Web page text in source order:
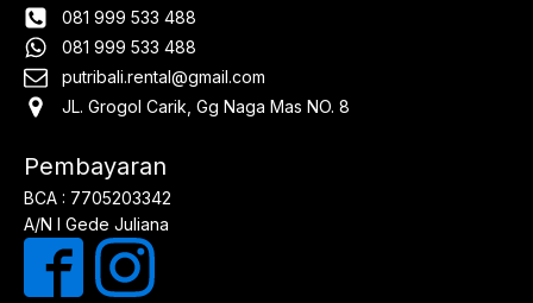
081 999 533 488
081 999 533 488
putribali.rental@gmail.com
JL. Grogol Carik, Gg Naga Mas NO. 8
Pembayaran
BCA : 7705203342
A/N I Gede Juliana